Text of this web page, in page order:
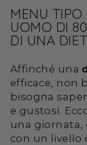
MENU TIPO
UOMO DI
DI UNA
Affinché una
efficace, non
bisogna
e gustosi.
una giornata,
con un livello